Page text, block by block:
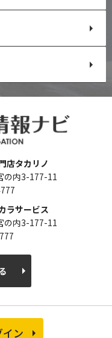
店タカリノ
の内3-177-11
ラサービス
の内3-177-11
ン